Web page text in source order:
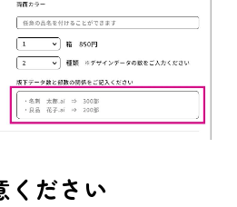
ください